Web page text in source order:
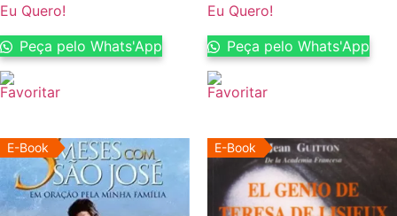
Eu Quero!
Peça pelo Whats'App
Eu Quero!
Peça pelo Whats'App
E-Book E-Book